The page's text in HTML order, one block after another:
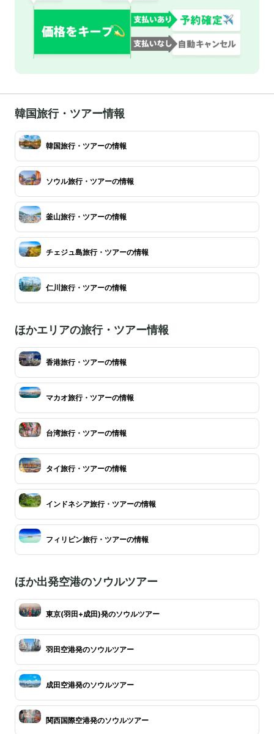
韓国旅行・ツアー情報
韓国旅行・ツアーの情報
ソウル旅行・ツアーの情報
釜山旅行・ツアーの情報
チェジュ島旅行・ツアーの情報
仁川旅行・ツアーの情報
ほかエリアの旅行・ツアー情報
香港旅行・ツアーの情報
マカオ旅行・ツアーの情報
台湾旅行・ツアーの情報
タイ旅行・ツアーの情報
インドネシア旅行・ツアーの情報
フィリピン旅行・ツアーの情報
ほか出発空港のソウルツアー
東京(羽田+成田)発のソウルツアー
羽田空港発のソウルツアー
成田空港発のソウルツアー
関西国際空港発のソウルツアー